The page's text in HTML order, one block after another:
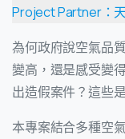
Project Partner：
為何政府說空氣品
變高，還是感受變
出造假案件？這些
本專案結合多種空